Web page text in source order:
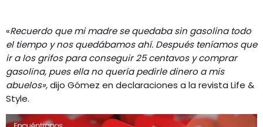
«Recuerdo que mi madre se quedaba sin gasolina todo
el tiempo y nos quedábamos ahí. Después teníamos que
ir a los grifos para conseguir 25 centavos y comprar
gasolina, pues ella no quería pedirle dinero a mis
abuelos»,dijo Gómez en declaraciones a la revista Life &
Style.